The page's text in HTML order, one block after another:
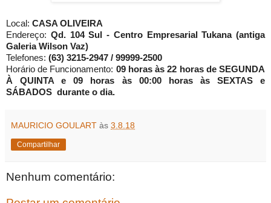
Local: CASA OLIVEIRA
Endereço: Qd. 104 Sul - Centro Empresarial Tukana (antiga
Galeria Wilson Vaz)
Telefones: (63) 3215-2947 / 99999-2500
Horário de Funcionamento: 09 horas às 22 horas de SEGUNDA
À QUINTA e 09 horas às 00:00 horas às SEXTAS e
SÁBADOS durante o dia.
MAURICIO GOULART às 3.8.18
Compartilhar
Nenhum comentário: